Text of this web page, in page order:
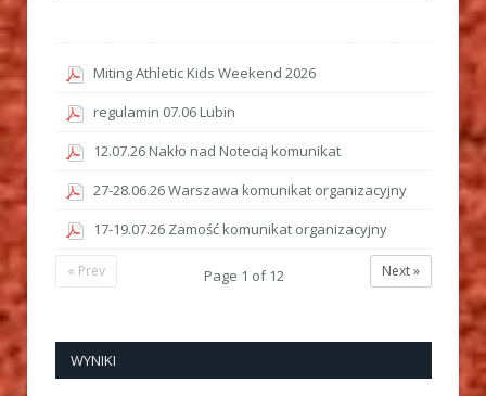
Miting Athletic Kids Weekend 2026
regulamin 07.06 Lubin
12.07.26 Nakło nad Notecią komunikat
27-28.06.26 Warszawa komunikat organizacyjny
17-19.07.26 Zamość komunikat organizacyjny
Next »
Page 1 of12
« Prev
WYNIKI